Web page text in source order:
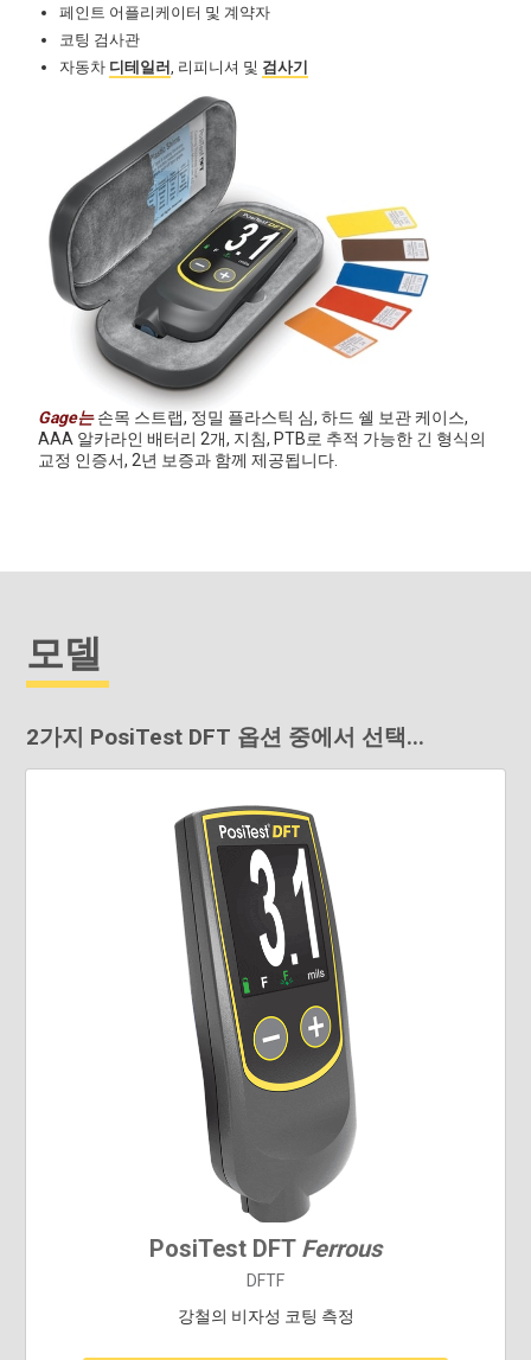
페인트 어플리케이터 및 계약자
코팅 검사관
자동차 디테일러 , 리피니셔 및 검사기
Gage는손목 스트랩, 정밀 플라스틱 심, 하드 쉘 보관 케이스,
AAA 알카라인 배터리 2개, 지침, PTB로 추적 가능한 긴 형식의
교정 인증서, 2년 보증과 함께 제공됩니다.
모델
2가지 PosiTest DFT 옵션 중에서 선택...
PosiTest DFT Ferrous
DFTF
강철의 비자성 코팅 측정